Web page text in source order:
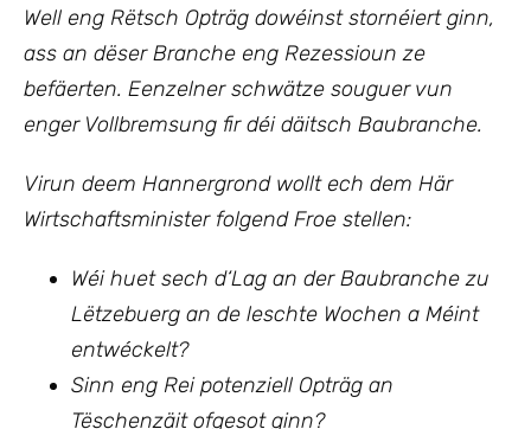
Well eng Rëtsch Opträg dowéinst stornéiert ginn,
ass an dëser Branche eng Rezessioun ze
befäerten. Eenzelner schwätze souguer vun
enger Vollbremsung fir déi däitsch Baubranche.
Virun deem Hannergrond wollt ech dem Här
Wirtschaftsminister folgend Froe stellen:
Wéi huet sech d‘Lag an der Baubranche zu
Lëtzebuerg an de leschte Wochen a Méint
entwéckelt?
Sinn eng Rei potenziell Opträg an
Tëschenzäit ofgesot ginn?